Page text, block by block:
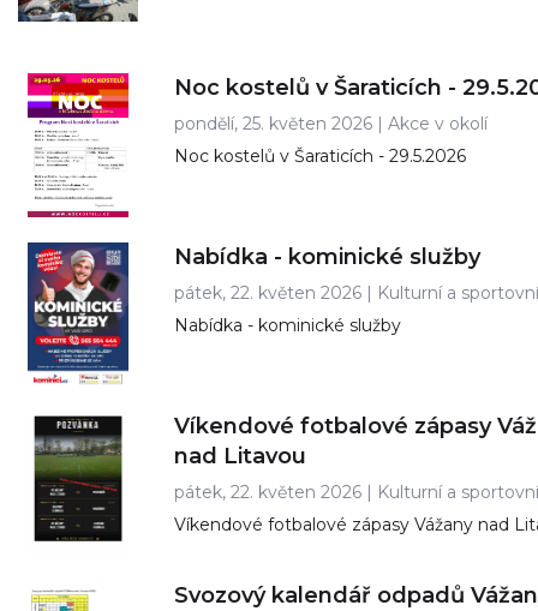
Noc kostelů v Šaraticích -
pondělí, 25. květen 2026 | Akce v okolí
Noc kostelů v Šaraticích - 29.5.2026
Nabídka - kominické služby
pátek, 22. květen 2026 |
Kulturní a
Nabídka - kominické služby
Víkendové fotbalové zápasy
nad Litavou
pátek, 22. květen 2026 |
Kulturní a
Víkendové fotbalové zápasy Vážany nad
Svozový kalendář odpadů